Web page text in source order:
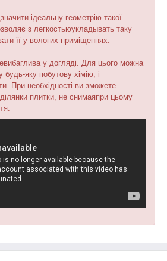
ідеальну геометрію такої
з легкостьюукладывать таку
її у вологих приміщеннях.
у догляді. Для цього можна
будь-яку побутову хімію, і
При необхідності ви зможете
плитки, не снимаяпри цьому